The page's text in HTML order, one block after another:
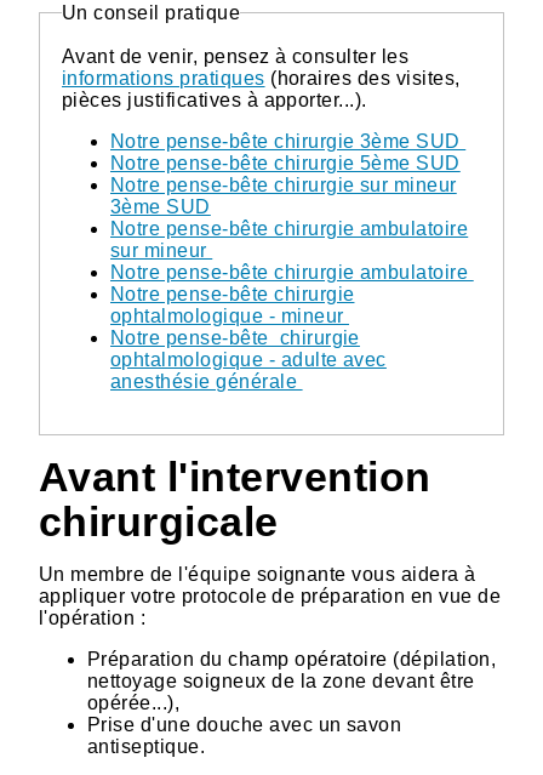
Un conseil pratique
Avant de venir, pensez à consulter les
informations pratiques (horaires des visites,
pièces justificatives à apporter...).
Notre pense-bête chirurgie 3ème SUD
Notre pense-bête chirurgie 5ème SUD
Notre pense-bête chirurgie sur mineur
3ème SUD
Notre pense-bête chirurgie ambulatoire
sur mineur
Notre pense-bête chirurgie ambulatoire
Notre pense-bête chirurgie
ophtalmologique - mineur
Notre pense-bête chirurgie
ophtalmologique - adulte avec
anesthésie générale
Avant l'intervention
chirurgicale
Un membre de l'équipe soignante vous aidera à
appliquer votre protocole de préparation en vue de
l'opération :
Préparation du champ opératoire (dépilation,
nettoyage soigneux de la zone devant être
opérée...),
Prise d'une douche avec un savon
antiseptique.